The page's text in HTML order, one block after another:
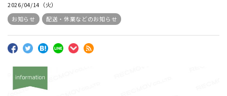
2026/04/14（火）
お知らせ
配送・休業などのお知らせ